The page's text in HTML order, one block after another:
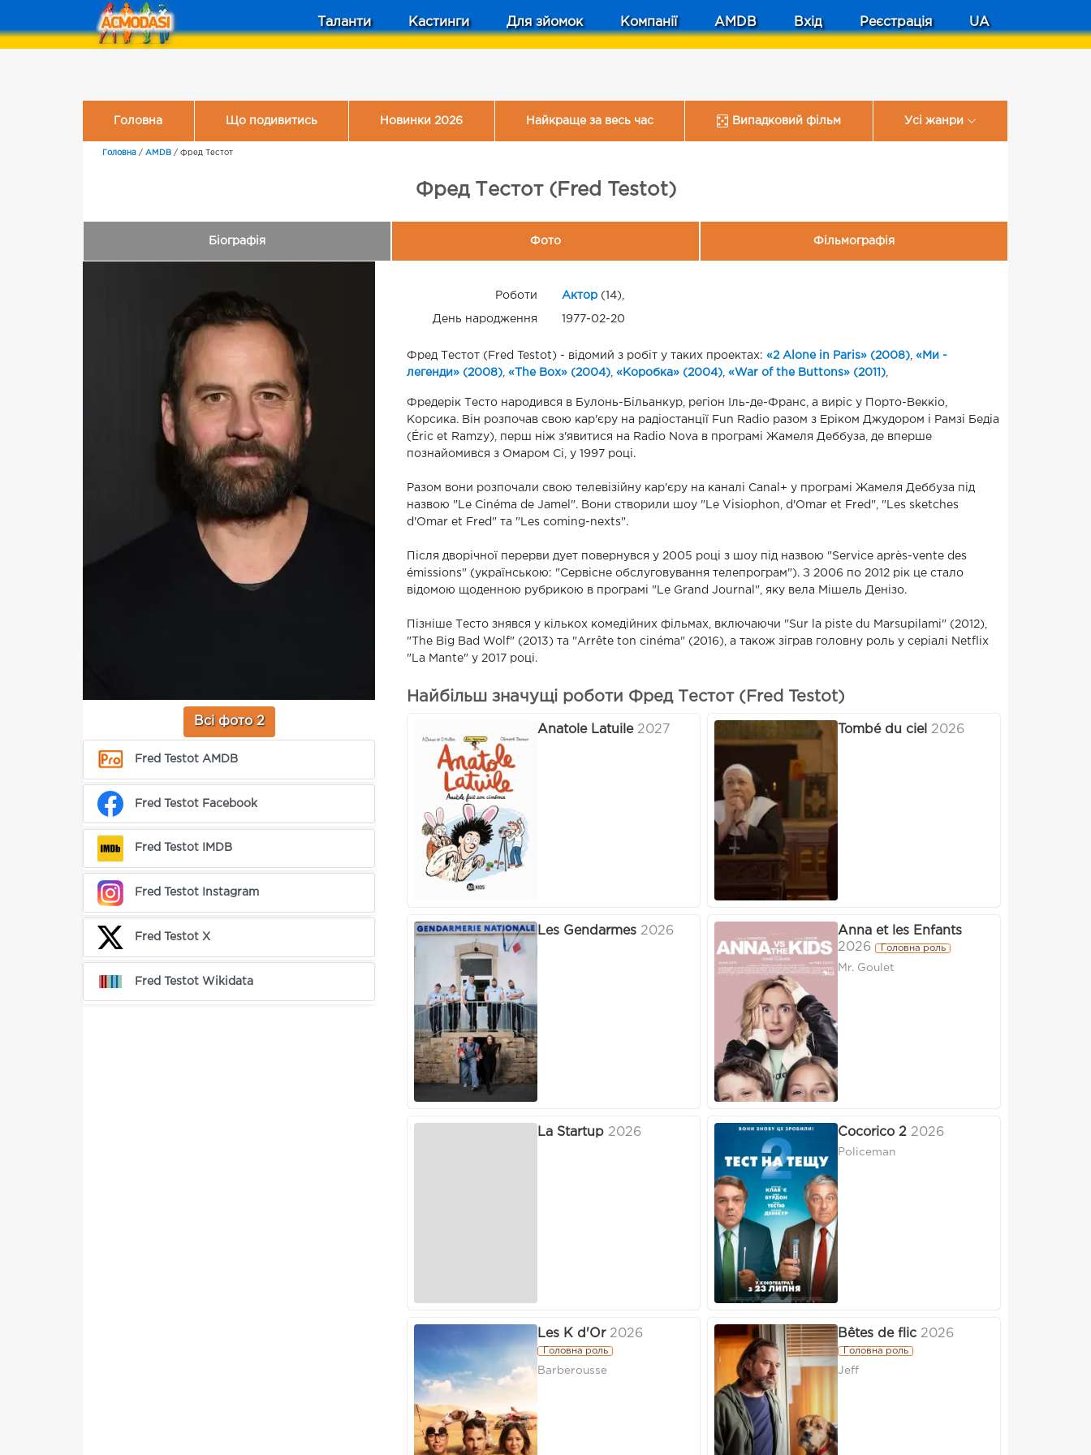
Таланти Кастинги Для зйомок Компанії AMDB Вхід Реєстрація UA
Головна Що подивитись Новинки 2026 Найкраще за весь час Випадковий фільм Усі жанри
Головна / AMDB / Фред Тестот
Фред Тестот (Fred Testot)
Біографія Фото Фільмографія
Всі фото 2
Fred Testot AMDB
Fred Testot Facebook
Fred Testot IMDB
Fred Testot Instagram
Fred Testot X
Fred Testot Wikidata
Роботи Актор(14),
День народження 1977-02-20
Фред Тестот (Fred Testot) - відомий з робіт у таких проектах: «2 Alone in Paris» (2008) «Ми -
легенди» (2008) «The Box» (2004) «Коробка» (2004) «War of the Buttons» (2011)
Фредерік Тесто народився в Булонь-Більанкур, регіон Іль-де-Франс, а виріс у Порто-Веккіо,
Корсика. Він розпочав свою кар'єру на радіостанції Fun Radio разом з Еріком Джудором і Рамзі Бедіа
(Éric et Ramzy), перш ніж з'явитися на Radio Nova в програмі Жамеля Деббуза, де вперше
познайомився з Омаром Сі, у 1997 році.
Разом вони розпочали свою телевізійну кар'єру на каналі Canal+ у програмі Жамеля Деббуза під
назвою "Le Cinéma de Jamel". Вони створили шоу "Le Visiophon, d'Omar et Fred", "Les sketches
d'Omar et Fred" та "Les coming-nexts".
Після дворічної перерви дует повернувся у 2005 році з шоу під назвою "Service après-vente des
émissions" (українською: "Сервісне обслуговування телепрограм"). З 2006 по 2012 рік це стало
відомою щоденною рубрикою в програмі "Le Grand Journal", яку вела Мішель Денізо.
Пізніше Тесто знявся у кількох комедійних фільмах, включаючи "Sur la piste du Marsupilami" (2012),
"The Big Bad Wolf" (2013) та "Arrête ton cinéma" (2016), а також зіграв головну роль у серіалі Netflix
"La Mante" у 2017 році.
Найбільш значущі роботи Фред Тестот (Fred Testot)
Anatole Latuile 2027 Tombé du ciel 2026
Les Gendarmes 2026
Anna et les Enfants
2026
Головна роль
Mr. Goulet
La Startup 2026 Cocorico 2 2026
Policeman
Les K d'Or 2026
Головна роль
Barberousse
Bêtes de flic 2026
Головна роль
Jeff